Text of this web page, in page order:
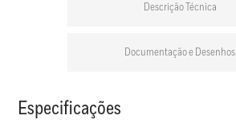
Descrição Técnica
Documentação e Desenhos
Especificações